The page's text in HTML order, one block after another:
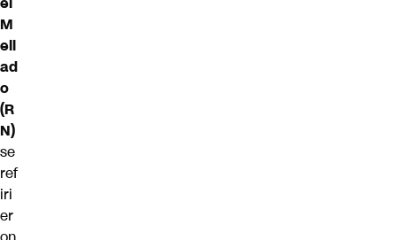
M
ell
ad
o
(R
N)
se
ref
iri
er